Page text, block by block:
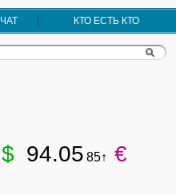
ЧАТ КТО ЕСТЬ КТО
$ 94.05 85↑ €